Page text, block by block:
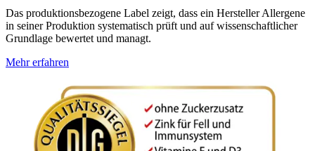
Das produktionsbezogene Label zeigt, dass ein Hersteller Allergene
in seiner Produktion systematisch prüft und auf wissenschaftlicher
Grundlage bewertet und managt.
Mehr erfahren